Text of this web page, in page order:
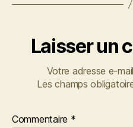
Laisser un
Votre adresse e-
Les champs
Commentaire *